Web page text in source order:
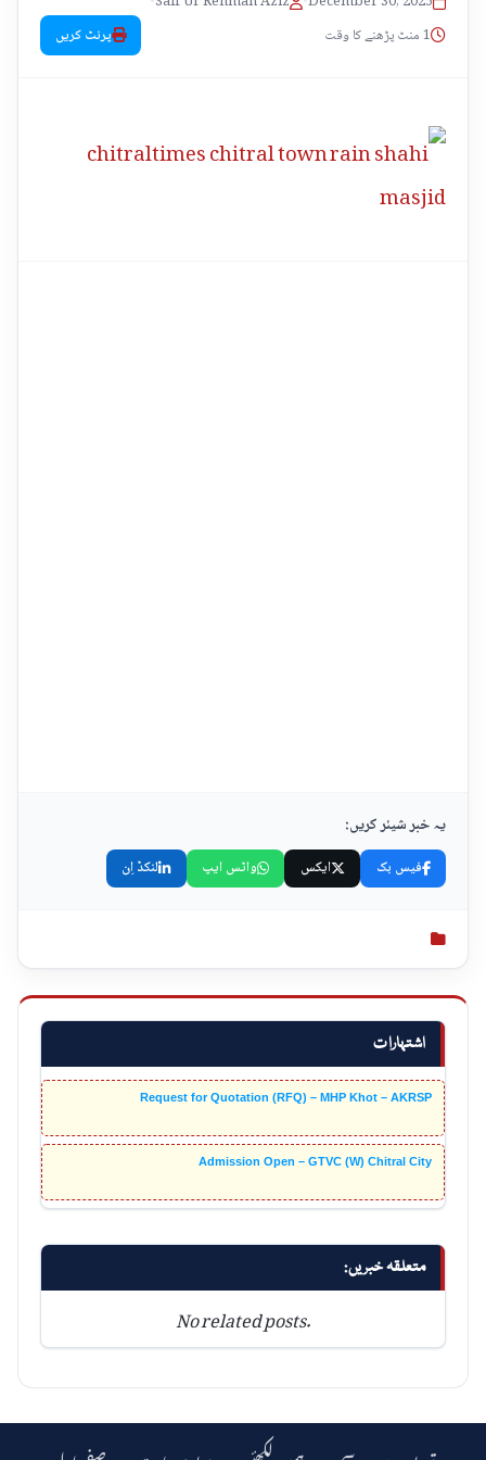
اشتہارات
Request for Quotation (RFQ) – MHP Khot – AKRSP
Admission Open – GTVC (W) Chitral City
متعلقہ خبریں:
No related posts.
1 منٹ پڑھنے کا وقت
پرنٹ کریں
یہ خبر شیئر کریں:
فیس بک ایکس واٹس ایپ لنکڈ اِن